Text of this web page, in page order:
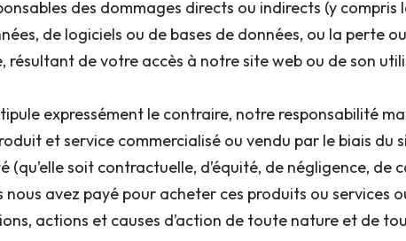
des dommages directs ou indirects (y
de logiciels ou de bases de données, ou la perte
résultant de votre accès à notre site web ou de son
expressément le contraire, notre responsabilité
et service commercialisé ou vendu par le biais du
(qu’elle soit contractuelle, d’équité, de négligence, de
avez payé pour acheter ces produits ou services
actions et causes d’action de toute nature et de